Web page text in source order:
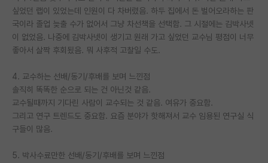
이벤트
반도체 아카데미
재팬라운지 🌸
싶었던 랩이 있었는데 인원이 다 차버렸음. 하두 집에서 돈 벌어오라하는 판
국이라 졸업 늦출 수가 없어서 그냥 차선책을 선택함. 그 시절에는 김박사넷
이 없었음. 나중에 김박사넷이 생기고 원래 가고 싶었던 교수님 평점이 너무
좋아서 살짝 후회됬음. 뭐 사후적 고찰일 수도.
4. 교수하는 선배/동기/후배를 보며 느낀점
솔직히 똑똑한 순으로 되는 건 아닌것 같음.
교수될때까지 기다린 사람이 교수되는 것 같음. 여유가 중요함.
그리고 연구 트렌드도 중요함. 요즘 분야가 핫해져서 교수 임용된 연구실 식
구들이 많음.
5. 박사수료만한 선배/동기/후배를 보며 느낀점